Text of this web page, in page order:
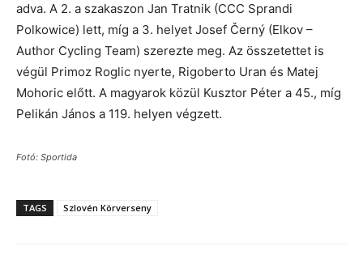
adva. A 2. a szakaszon Jan Tratnik (CCC Sprandi
Polkowice) lett, míg a 3. helyet Josef Černý (Elkov –
Author Cycling Team) szerezte meg. Az összetettet is
végül Primoz Roglic nyerte, Rigoberto Uran és Matej
Mohoric előtt. A magyarok közül Kusztor Péter a 45., míg
Pelikán János a 119. helyen végzett.
Fotó: Sportida
TAGS Szlovén Körverseny